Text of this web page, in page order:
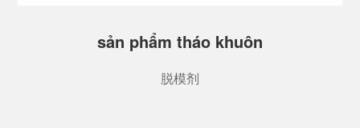
sản phẩm tháo khuôn
脱模剂